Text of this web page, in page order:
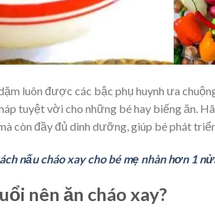
luôn được các bậc phụ huynh ưa
tuyệt vời cho những bé hay biếng ăn.
còn đầy đủ dinh dưỡng, giúp bé phát
nấu cháo xay cho bé mẹ nhàn hơn 1
nên ăn cháo xay?